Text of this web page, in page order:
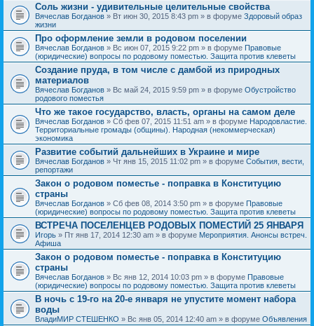
Соль жизни - удивительные целительные свойства
Вячеслав Богданов » Вт июн 30, 2015 8:43 pm » в форуме Здоровый образ
жизни
Про оформление земли в родовом поселении
Вячеслав Богданов » Вс июн 07, 2015 9:22 pm » в форуме Правовые
(юридические) вопросы по родовому поместью. Защита против клеветы
Создание пруда, в том числе с дамбой из природных
материалов
Вячеслав Богданов » Вс май 24, 2015 9:59 pm » в форуме Обустройство
родового поместья
Что же такое государство, власть, органы на самом деле
Вячеслав Богданов » Сб фев 07, 2015 11:51 am » в форуме Народовластие.
Территориальные громады (общины). Народная (некоммерческая)
экономика
Развитие событий дальнейших в Украине и мире
Вячеслав Богданов » Чт янв 15, 2015 11:02 pm » в форуме События, вести,
репортажи
Закон о родовом поместье - поправка в Конституцию
страны
Вячеслав Богданов » Сб фев 08, 2014 3:50 pm » в форуме Правовые
(юридические) вопросы по родовому поместью. Защита против клеветы
ВСТРЕЧА ПОСЕЛЕНЦЕВ РОДОВЫХ ПОМЕСТИЙ 25 ЯНВАРЯ
Игорь » Пт янв 17, 2014 12:30 am » в форуме Мероприятия. Анонсы встреч.
Афиша
Закон о родовом поместье - поправка в Конституцию
страны
Вячеслав Богданов » Вс янв 12, 2014 10:03 pm » в форуме Правовые
(юридические) вопросы по родовому поместью. Защита против клеветы
В ночь с 19-го на 20-е января не упустите момент набора
воды
ВладиМИР СТЕШЕНКО » Вс янв 05, 2014 12:40 am » в форуме Объявления